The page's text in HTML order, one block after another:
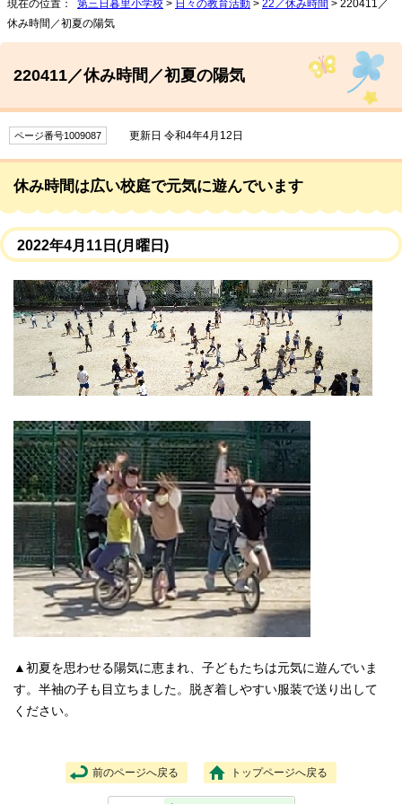
現在の位置： 第三日暮里小学校 > 日々の教育活動 > 22／休み時間 > 220411／
休み時間／初夏の陽気
220411／休み時間／初夏の陽気
ページ番号1009087 更新日 令和4年4月12日
休み時間は広い校庭で元気に遊んでいます
2022年4月11日(月曜日)
▲初夏を思わせる陽気に恵まれ、子どもたちは元気に遊んでいま
す。半袖の子も目立ちました。脱ぎ着しやすい服装で送り出して
ください。
前のページへ戻る トップページへ戻る